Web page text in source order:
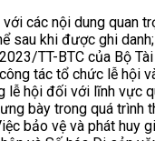
các nội dung quan
sau khi được ghi
TT-BTC của Bộ
tác tổ chức lễ hội
lễ hội đối với lĩnh vực
bày trong quá trình
bảo vệ và phát huy